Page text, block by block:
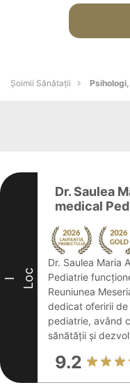
Şoimii Sănătații
I Loc
Dr. Saulea
medical
Dr. Saulea Maria
Pediatrie
Reuniunea
dedicat oferirii
pediatrie, având
sănătății și
9.2